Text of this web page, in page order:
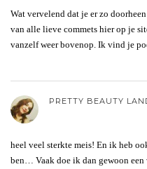
Wat vervelend dat je er zo
van alle lieve commets hier op je
vanzelf weer bovenop. Ik vind je
PRETTY BEAUTY
heel veel sterkte meis! En ik heb
ben… Vaak doe ik dan gewoon